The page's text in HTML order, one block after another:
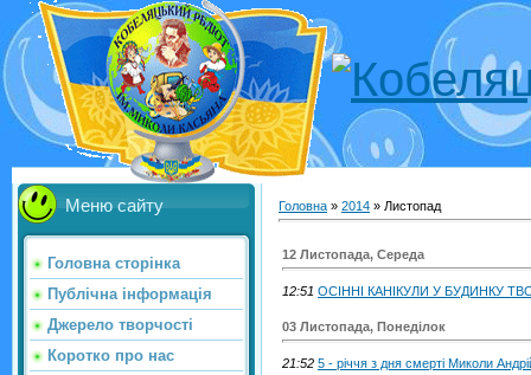
Меню сайту
Головна сторінка
Публічна інформація
Джерело творчості
Коротко про нас
Головна » 2014 » Листопад
12 Листопада, Середа
12:51 ОСІННІ КАНІКУЛИ У БУДИНКУ
03 Листопада, Понеділок
21:52 5 - річчя з дня смерті Миколи